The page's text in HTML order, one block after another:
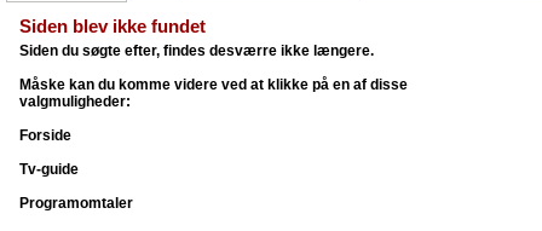
Siden blev ikke fundet
Siden du søgte efter, findes desværre ikke længere.
Måske kan du komme videre ved at klikke på en af disse
valgmuligheder:
Forside
Tv-guide
Programomtaler